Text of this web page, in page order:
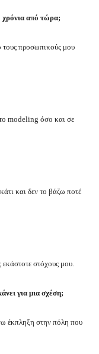
από τώρα;
τους προσωπικούς μου
modeling όσο και σε
και δεν το βάζω ποτέ
στόχους μου.
για μια σχέση;
έκπληξη στην πόλη που